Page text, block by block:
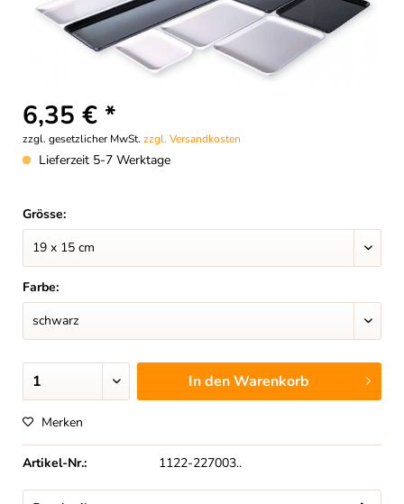
6,35 € *
zzgl. gesetzlicher MwSt. zzgl. Versandkosten
Lieferzeit 5-7 Werktage
Grösse:
Farbe:
In denWarenkorb
Merken
Artikel-Nr.: 1122-227003..